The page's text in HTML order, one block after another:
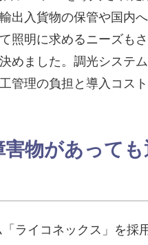
出入貨物の保管や国内
照明に求めるニーズも
めました。調光システ
管理の負担と導入コス
物があって
ライコネックス」を採